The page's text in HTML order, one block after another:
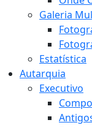
Galeria
Estatística
Autarquia
Executivo